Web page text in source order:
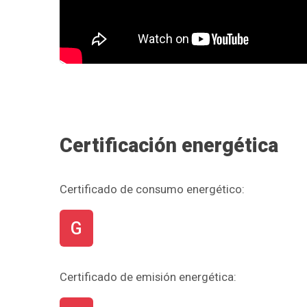
Certificación energética
Certificado de consumo energético:
G
Certificado de emisión energética:
Precio